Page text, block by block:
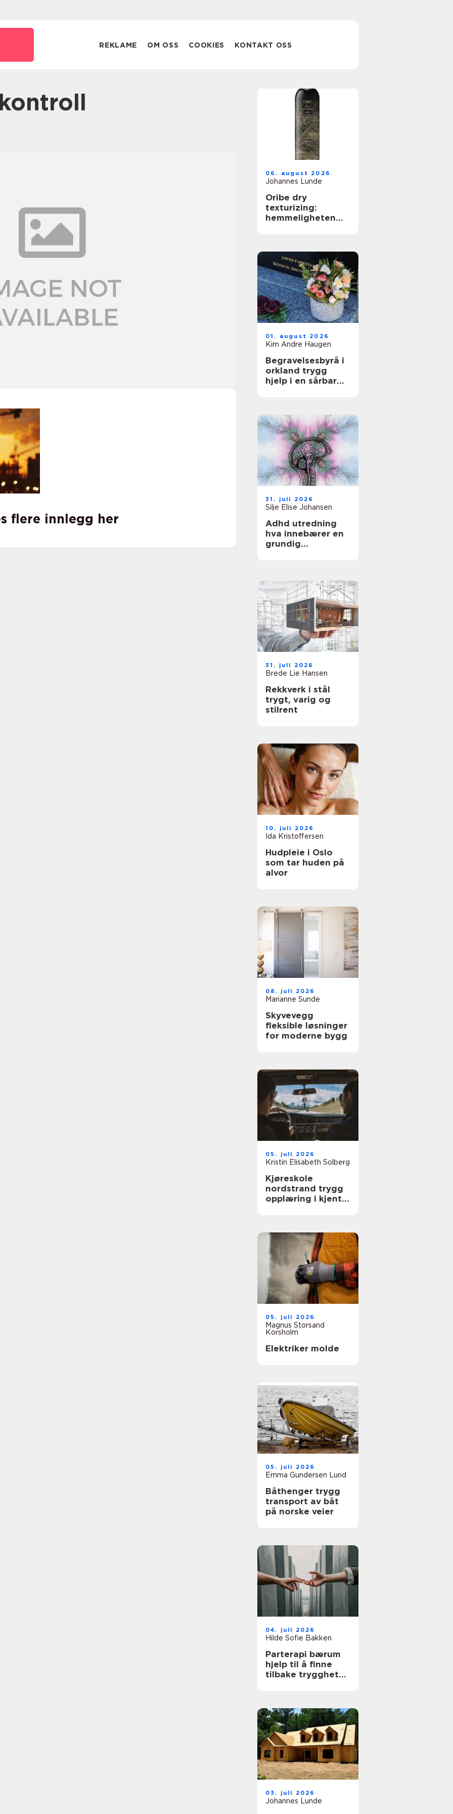
REKLAME OM OSS COOKIES KONTAKT OSS
flere innlegg her
06. august 2026
Johannes Lunde
Oribe dry
texturizing:
hemmeligheten
01. august 2026
Kim Andre Haugen
Begravelsesbyrå i
orkland trygg
hjelp i en sårbar
31. juli 2026
Silje Elise Johansen
Adhd utredning
hva innebærer en
grundig
31. juli 2026
Brede Lie Hansen
Rekkverk i stål
trygt, varig og
stilrent
10. juli 2026
Ida Kristoffersen
Hudpleie i Oslo
som tar huden på
alvor
08. juli 2026
Marianne Sunde
Skyvevegg
fleksible løsninger
for moderne bygg
05. juli 2026
Kristin Elisabeth Solberg
Kjøreskole
nordstrand trygg
opplæring i kjente
05. juli 2026
Magnus Storsand
Korsholm
Elektriker molde
05. juli 2026
Emma Gundersen Lund
Båthenger trygg
transport av båt
på norske veier
04. juli 2026
Hilde Sofie Bakken
Parterapi bærum
hjelp til å finne
tilbake trygghet
03. juli 2026
Johannes Lunde